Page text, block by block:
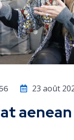
23 août